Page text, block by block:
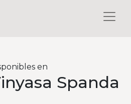
en
Spanda